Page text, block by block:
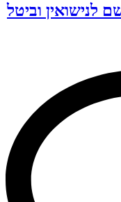
לנישואין וביטל